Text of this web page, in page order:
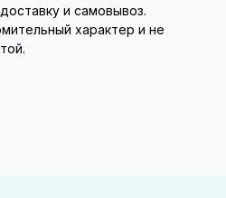
и самовывоз.
характер и не